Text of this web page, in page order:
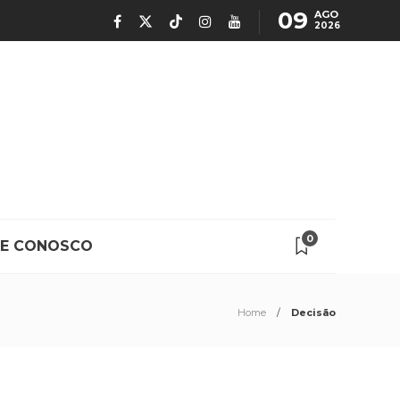
09 AGO
2026
CONOSCO 0
Home Decisão